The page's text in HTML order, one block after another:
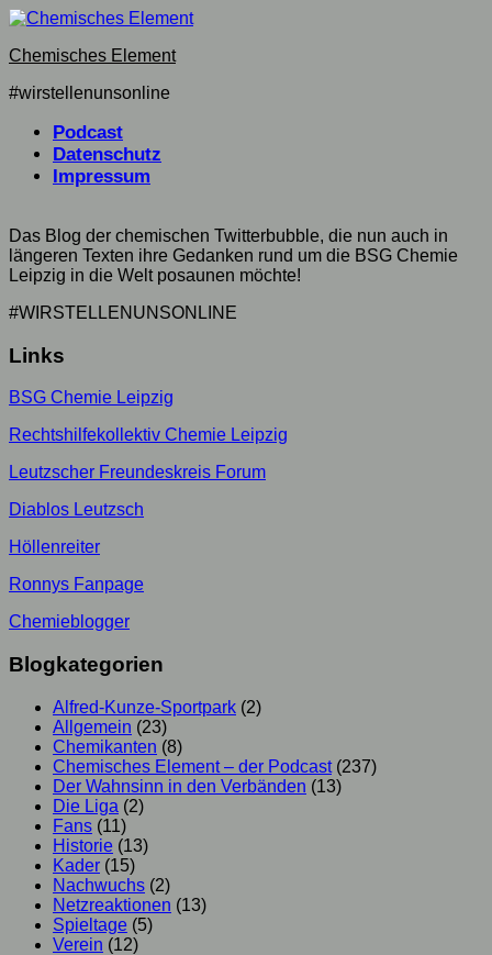
Skip
content
Chemisches Element
#wirstellenunsonline
Podcast
Datenschutz
Impressum
Das Blog der chemischen Twitterbubble, die nun auch in
längeren Texten ihre Gedanken rund um die BSG Chemie
Leipzig in die Welt posaunen möchte!
#WIRSTELLENUNSONLINE
Links
BSG Chemie Leipzig
Rechtshilfekollektiv Chemie Leipzig
Leutzscher Freundeskreis Forum
Diablos Leutzsch
Höllenreiter
Ronnys Fanpage
Chemieblogger
Blogkategorien
Alfred-Kunze-Sportpark (2)
Allgemein (23)
Chemikanten (8)
Chemisches Element – der Podcast(237)
Der Wahnsinn in den Verbänden (13)
Die Liga (2)
Fans (11)
Historie (13)
Kader (15)
Nachwuchs (2)
Netzreaktionen (13)
Spieltage (5)
Verein (12)